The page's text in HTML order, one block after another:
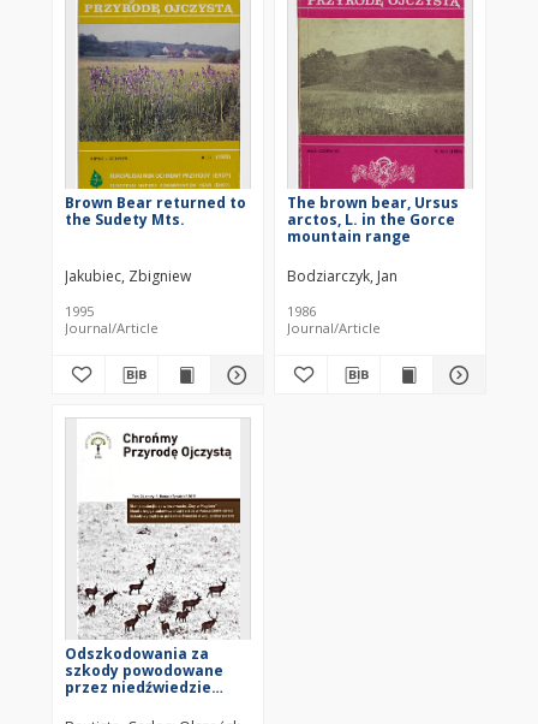
Brown Bear returned to
the Sudety Mts.
Jakubiec, Zbigniew
1995
Journal/Article
The brown bear, Ursus
arctos, L. in the Gorce
mountain range
Bodziarczyk, Jan
1986
Journal/Article
Odszkodowania za
szkody powodowane
przez niedźwiedzie